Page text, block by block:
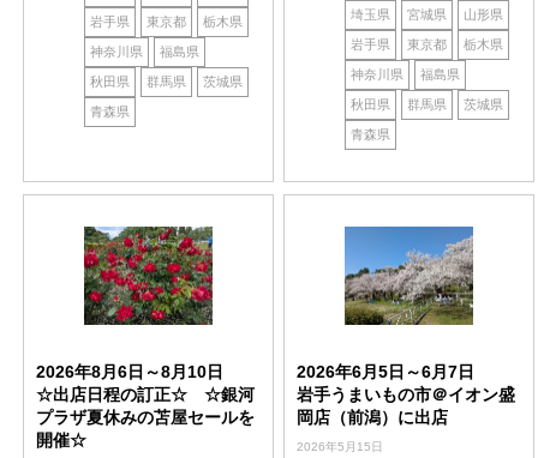
岩手県 東京都 栃木県
神奈川県 福島県
秋田県 群馬県 茨城県
青森県
埼玉県 宮城県 山形県
岩手県 東京都 栃木県
神奈川県 福島県
秋田県 群馬県 茨城県
青森県
2026年8月6日～8月10日
☆出店日程の訂正☆ ☆銀河
プラザ夏休みの苫屋セールを
開催☆
2026年6月5日～6月7日
岩手うまいもの市＠イオン盛
岡店（前潟）に出店
2026年5月15日